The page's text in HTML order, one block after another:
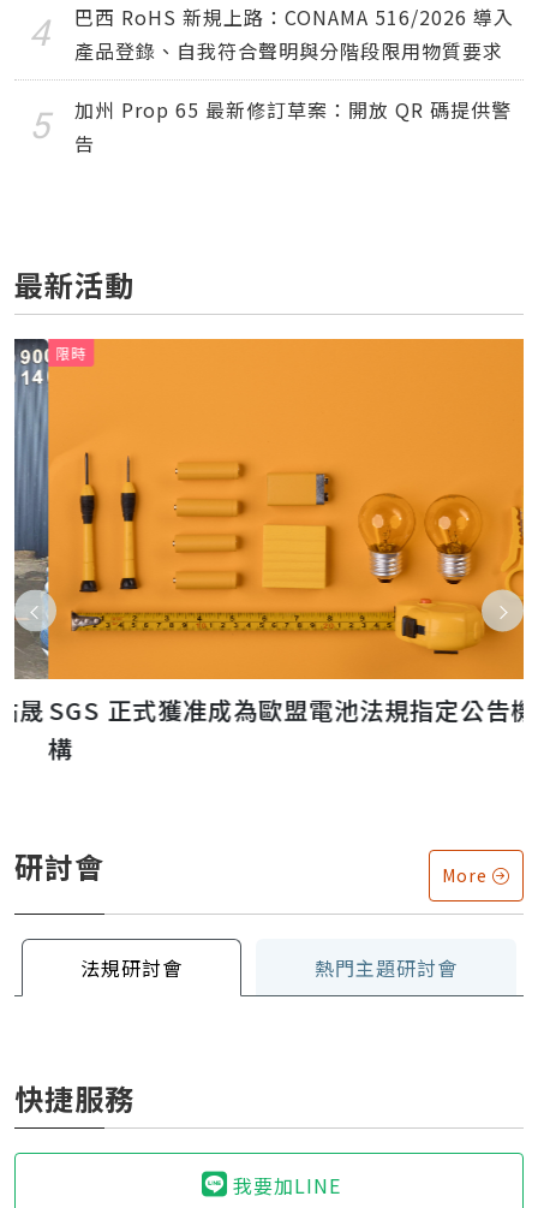
巴西 RoHS 新規上路：CONAMA 516/2026 導入
產品登錄、自我符合聲明與分階段限用物質要求
加州 Prop 65 最新修訂草案：開放 QR 碼提供警
告
最新活動
限時
SGS 正式獲准成為歐盟電池法規指定公告機
研討會 More
法規研討會 熱門主題研討會
快捷服務
我要加LINE